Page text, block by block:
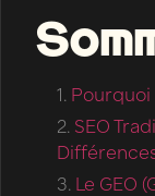
Pourquoi
SEO
Le GEO